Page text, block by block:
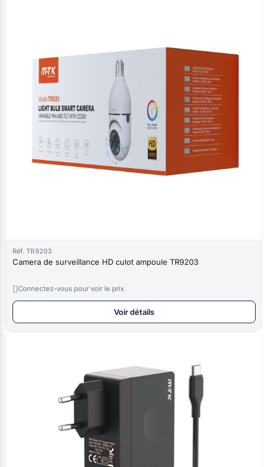
Réf. TR9203
Camera de surveillance HD culot ampoule TR9203
Connectez-vous pour voir le prix
Voir détails